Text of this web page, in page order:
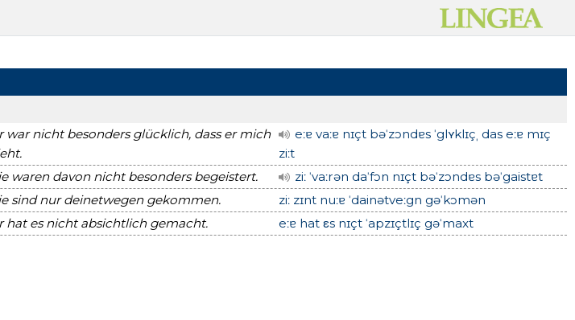
war nicht besonders glücklich, dass er mich
eːɐ vaːɐ nɪçt bəˈzɔndɐs ˈglʏklɪçˌ das eːɐ mɪç
ziːt
waren davon nicht besonders begeistert.
ziː ˈvaːrən daˈfɔn nɪçt bəˈzɔndɐs bəˈgaistɐt
sind nur deinetwegen gekommen.
ziː zɪnt nuːɐ ˈdainətveːgn gəˈkɔmən
hat es nicht absichtlich gemacht. eːɐ hat εs nɪçt ˈapzɪçtlɪç gəˈmaxt